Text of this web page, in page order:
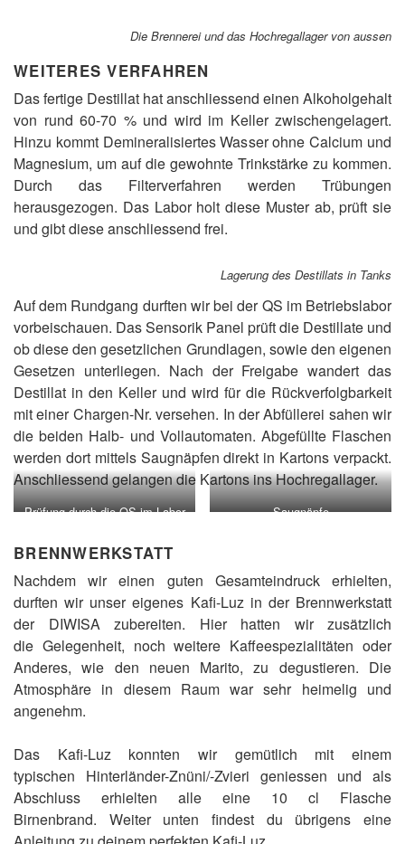
Die Brennerei und das Hochregallager von aussen
WEITERES VERFAHREN
Das fertige Destillat hat anschliessend einen Alkoholgehalt
von rund 60-70 % und wird im Keller zwischengelagert.
Hinzu kommt Demineralisiertes Wasser ohne Calcium und
Magnesium, um auf die gewohnte Trinkstärke zu kommen.
Durch das Filterverfahren werden Trübungen
herausgezogen. Das Labor holt diese Muster ab, prüft sie
und gibt diese anschliessend frei.
Lagerung des Destillats in Tanks
Auf dem Rundgang durften wir bei der QS im Betriebslabor
vorbeischauen. Das Sensorik Panel prüft die Destillate und
ob diese den gesetzlichen Grundlagen, sowie den eigenen
Gesetzen unterliegen. Nach der Freigabe wandert das
Destillat in den Keller und wird für die Rückverfolgbarkeit
mit einer Chargen-Nr. versehen. In der Abfüllerei sahen wir
die beiden Halb- und Vollautomaten. Abgefüllte Flaschen
werden dort mittels Saugnäpfen direkt in Kartons verpackt.
Anschliessend gelangen die Kartons ins Hochregallager.
Prüfung durch die QS im Labor Saugnäpfe
BRENNWERKSTATT
Nachdem wir einen guten Gesamteindruck erhielten,
durften wir unser eigenes Kafi-Luz in der Brennwerkstatt
der DIWISA zubereiten. Hier hatten wir zusätzlich
die Gelegenheit, noch weitere Kaffeespezialitäten oder
Anderes, wie den neuen Marito, zu degustieren. Die
Atmosphäre in diesem Raum war sehr heimelig und
angenehm.
Das Kafi-Luz konnten wir gemütlich mit einem
typischen Hinterländer-Znüni/-Zvieri geniessen und als
Abschluss erhielten alle eine 10 cl Flasche
Birnenbrand. Weiter unten findest du übrigens eine